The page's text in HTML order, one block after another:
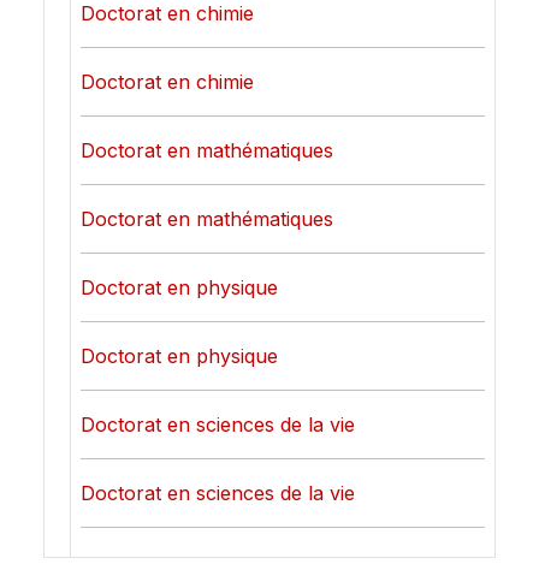
Doctorat en chimie
Doctorat en chimie
Doctorat en mathématiques
Doctorat en mathématiques
Doctorat en physique
Doctorat en physique
Doctorat en sciences de la vie
Doctorat en sciences de la vie